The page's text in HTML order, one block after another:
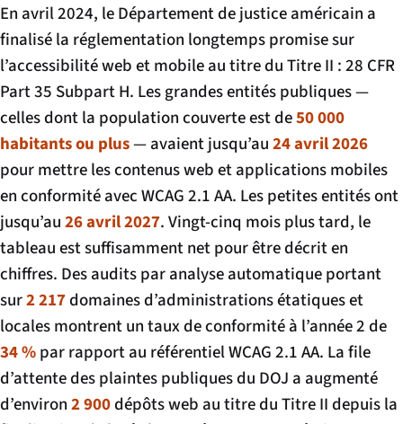
En avril 2024, le Département de justice américain a
finalisé la réglementation longtemps promise sur
l’accessibilité web et mobile au titre du Titre II : 28 CFR
Part 35 Subpart H. Les grandes entités publiques —
celles dont la population couverte est de50 000
habitants ou plus— avaient jusqu’au24 avril 2026
pour mettre les contenus web et applications mobiles
en conformité avec WCAG 2.1 AA. Les petites entités ont
jusqu’au26 avril 2027. Vingt-cinq mois plus tard, le
tableau est suffisamment net pour être décrit en
chiffres. Des audits par analyse automatique portant
sur2 217domaines d’administrations étatiques et
locales montrent un taux de conformité à l’année 2 de
34 %par rapport au référentiel WCAG 2.1 AA. La file
d’attente des plaintes publiques du DOJ a augmenté
d’environ2 900dépôts web au titre du Titre II depuis la